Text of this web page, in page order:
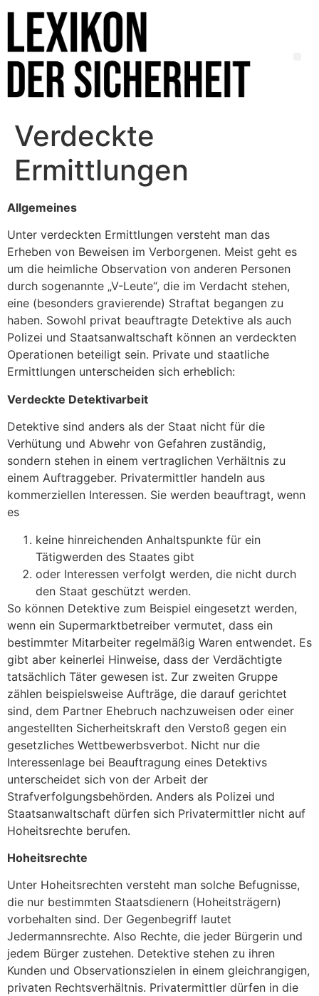
Verdeckte
Ermittlungen
Allgemeines
Unter verdeckten Ermittlungen versteht man das
Erheben von Beweisen im Verborgenen. Meist geht es
um die heimliche Observation von anderen Personen
durch sogenannte „V-Leute“, die im Verdacht stehen,
eine (besonders gravierende) Straftat begangen zu
haben. Sowohl privat beauftragte Detektive als auch
Polizei und Staatsanwaltschaft können an verdeckten
Operationen beteiligt sein. Private und staatliche
Ermittlungen unterscheiden sich erheblich:
Verdeckte Detektivarbeit
Detektive sind anders als der Staat nicht für die
Verhütung und Abwehr von Gefahren zuständig,
sondern stehen in einem vertraglichen Verhältnis zu
einem Auftraggeber. Privatermittler handeln aus
kommerziellen Interessen. Sie werden beauftragt, wenn
es
keine hinreichenden Anhaltspunkte für ein
Tätigwerden des Staates gibt
oder Interessen verfolgt werden, die nicht durch
den Staat geschützt werden.
So können Detektive zum Beispiel eingesetzt werden,
wenn ein Supermarktbetreiber vermutet, dass ein
bestimmter Mitarbeiter regelmäßig Waren entwendet. Es
gibt aber keinerlei Hinweise, dass der Verdächtigte
tatsächlich Täter gewesen ist. Zur zweiten Gruppe
zählen beispielsweise Aufträge, die darauf gerichtet
sind, dem Partner Ehebruch nachzuweisen oder einer
angestellten Sicherheitskraft den Verstoß gegen ein
gesetzliches Wettbewerbsverbot. Nicht nur die
Interessenlage bei Beauftragung eines Detektivs
unterscheidet sich von der Arbeit der
Strafverfolgungsbehörden. Anders als Polizei und
Staatsanwaltschaft dürfen sich Privatermittler nicht auf
Hoheitsrechte berufen.
Hoheitsrechte
Unter Hoheitsrechten versteht man solche Befugnisse,
die nur bestimmten Staatsdienern (Hoheitsträgern)
vorbehalten sind. Der Gegenbegriff lautet
Jedermannsrechte. Also Rechte, die jeder Bürgerin und
jedem Bürger zustehen. Detektive stehen zu ihren
Kunden und Observationszielen in einem gleichrangigen,
privaten Rechtsverhältnis. Privatermittler dürfen in die